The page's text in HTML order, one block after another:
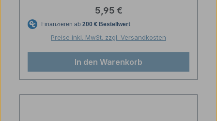
Regulärer Preis:
5,95 €
Preise inkl. MwSt. zzgl. Versandkosten
In den Warenkorb